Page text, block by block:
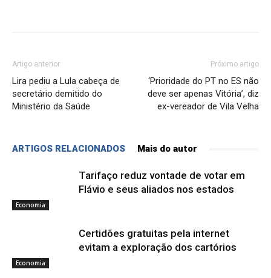
Artigo anterior
Lira pediu a Lula cabeça de
secretário demitido do
Ministério da Saúde
Próximo artigo
‘Prioridade do PT no ES não
deve ser apenas Vitória’, diz
ex-vereador de Vila Velha
ARTIGOS RELACIONADOS Mais do autor
Economia
Tarifaço reduz vontade de votar em
Flávio e seus aliados nos estados
Economia
Certidões gratuitas pela internet
evitam a exploração dos cartórios